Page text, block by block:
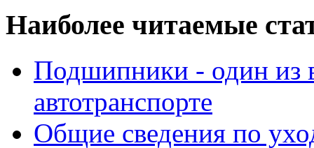
Наиболее читаемые
Подшипники - один из
автотранспорте
Общие сведения по